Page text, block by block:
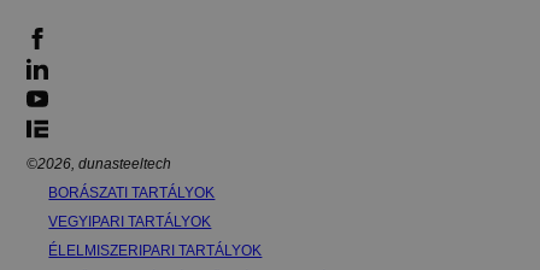
©2026, dunasteeltech
BORÁSZATI TARTÁLYOK
VEGYIPARI TARTÁLYOK
ÉLELMISZERIPARI TARTÁLYOK